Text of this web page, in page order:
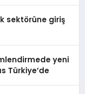
sektörüne giriş
yeni
Türkiye’de